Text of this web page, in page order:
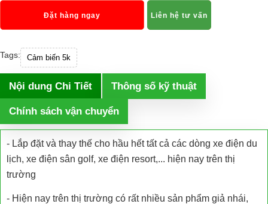
Đặt hàng ngay Liên hệ tư vấn
Tags: Cảm biến 5k
Nội dung Chi Tiết Thông số kỹ thuật
Chính sách vận chuyển
- Lắp đặt và thay thế cho hầu hết tất cả các dòng xe điện du
lịch, xe điện sân golf, xe điện resort,... hiện nay trên thị
trường
- Hiện nay trên thị trường có rất nhiều sản phẩm giả nhái,